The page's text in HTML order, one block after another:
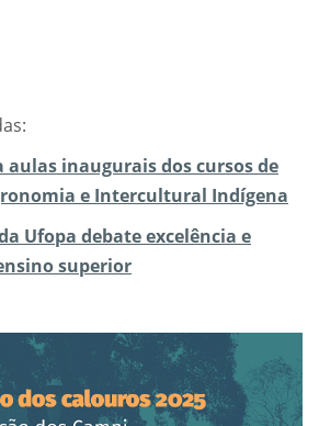
aulas inaugurais dos cursos de
e Intercultural Indígena
Ufopa debate excelência e
superior